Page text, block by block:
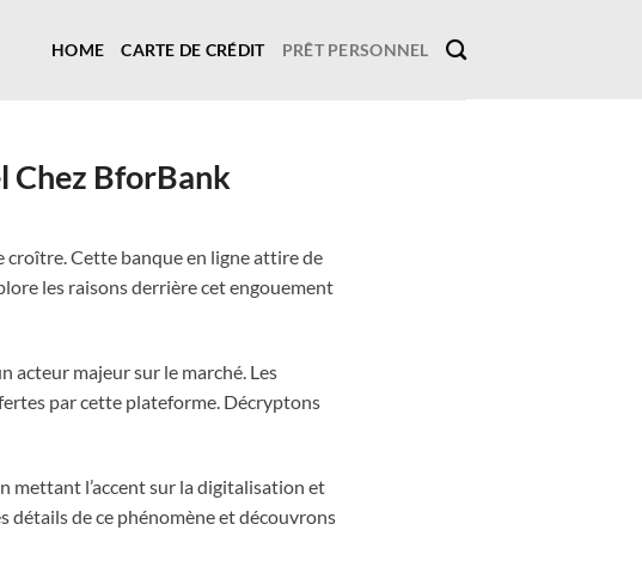
HOME CARTE DE CRÉDIT PRÊT PERSONNEL
Chez BforBank
croître. Cette banque en ligne attire de
les raisons derrière cet engouement
acteur majeur sur le marché. Les
par cette plateforme. Décryptons
mettant l’accent sur la digitalisation et
détails de ce phénomène et découvrons